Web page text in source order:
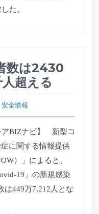
た。
数は2430
超える
安全情報
アBIZナビ】 新型コ
に関する情報提供
）」によると、
19」の新規感染
は449万7,212人とな